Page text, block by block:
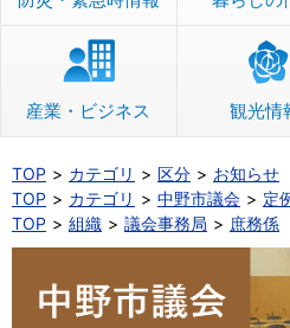
産業・ビジネス 観光情
TOP カテゴリ 区分
お知らせ
TOP
カテゴリ 中野市議会
定
TOP
組織 議会事務局 庶務係